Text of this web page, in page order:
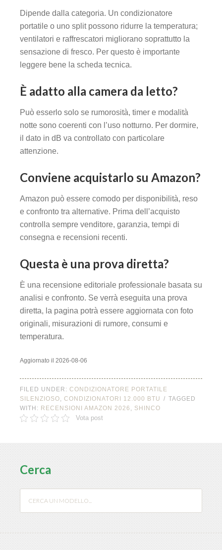
Dipende dalla categoria. Un condizionatore
portatile o uno split possono ridurre la temperatura;
ventilatori e raffrescatori migliorano soprattutto la
sensazione di fresco. Per questo è importante
leggere bene la scheda tecnica.
È adatto alla camera da letto?
Può esserlo solo se rumorosità, timer e modalità
notte sono coerenti con l’uso notturno. Per dormire,
il dato in dB va controllato con particolare
attenzione.
Conviene acquistarlo su Amazon?
Amazon può essere comodo per disponibilità, reso
e confronto tra alternative. Prima dell’acquisto
controlla sempre venditore, garanzia, tempi di
consegna e recensioni recenti.
Questa è una prova diretta?
È una recensione editoriale professionale basata su
analisi e confronto. Se verrà eseguita una prova
diretta, la pagina potrà essere aggiornata con foto
originali, misurazioni di rumore, consumi e
temperatura.
Aggiornato il 2026-08-06
FILED UNDER: CONDIZIONATORE PORTATILE
SILENZIOSO, CONDIZIONATORI 12.000 BTU
TAGGED
WITH: RECENSIONI AMAZON 2026 , SHINCO
Vota post
Cerca